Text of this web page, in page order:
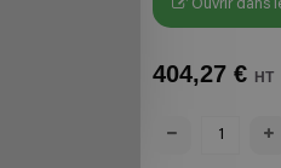
Ouvrir dans
404,27 € HT